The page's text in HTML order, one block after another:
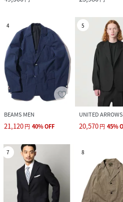
4
BEAMS MEN
21,120円 40%OFF
5
UNITED ARROWS
20,570円 45%
7 8